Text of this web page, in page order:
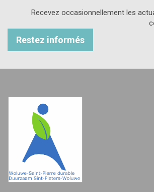
Recevez occasionnellement les
Restez informés